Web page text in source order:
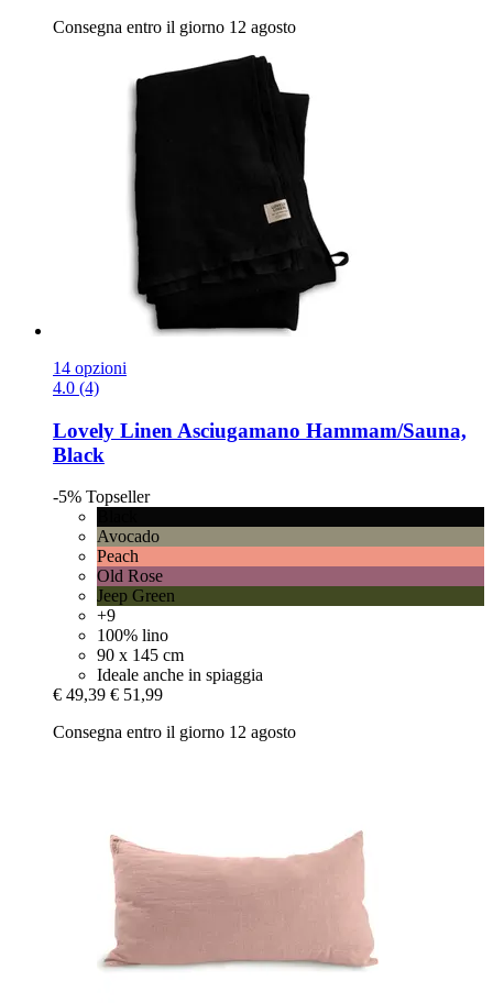
Consegna entro il giorno 12 agosto
14 opzioni
4.0 (4)
Lovely Linen Asciugamano Hammam/Sauna,
Black
-5% Topseller
Avocado
Peach
Old Rose
Jeep Green
+9
100% lino
90 x 145 cm
Ideale anche in spiaggia
€ 49,39 € 51,99
Consegna entro il giorno 12 agosto